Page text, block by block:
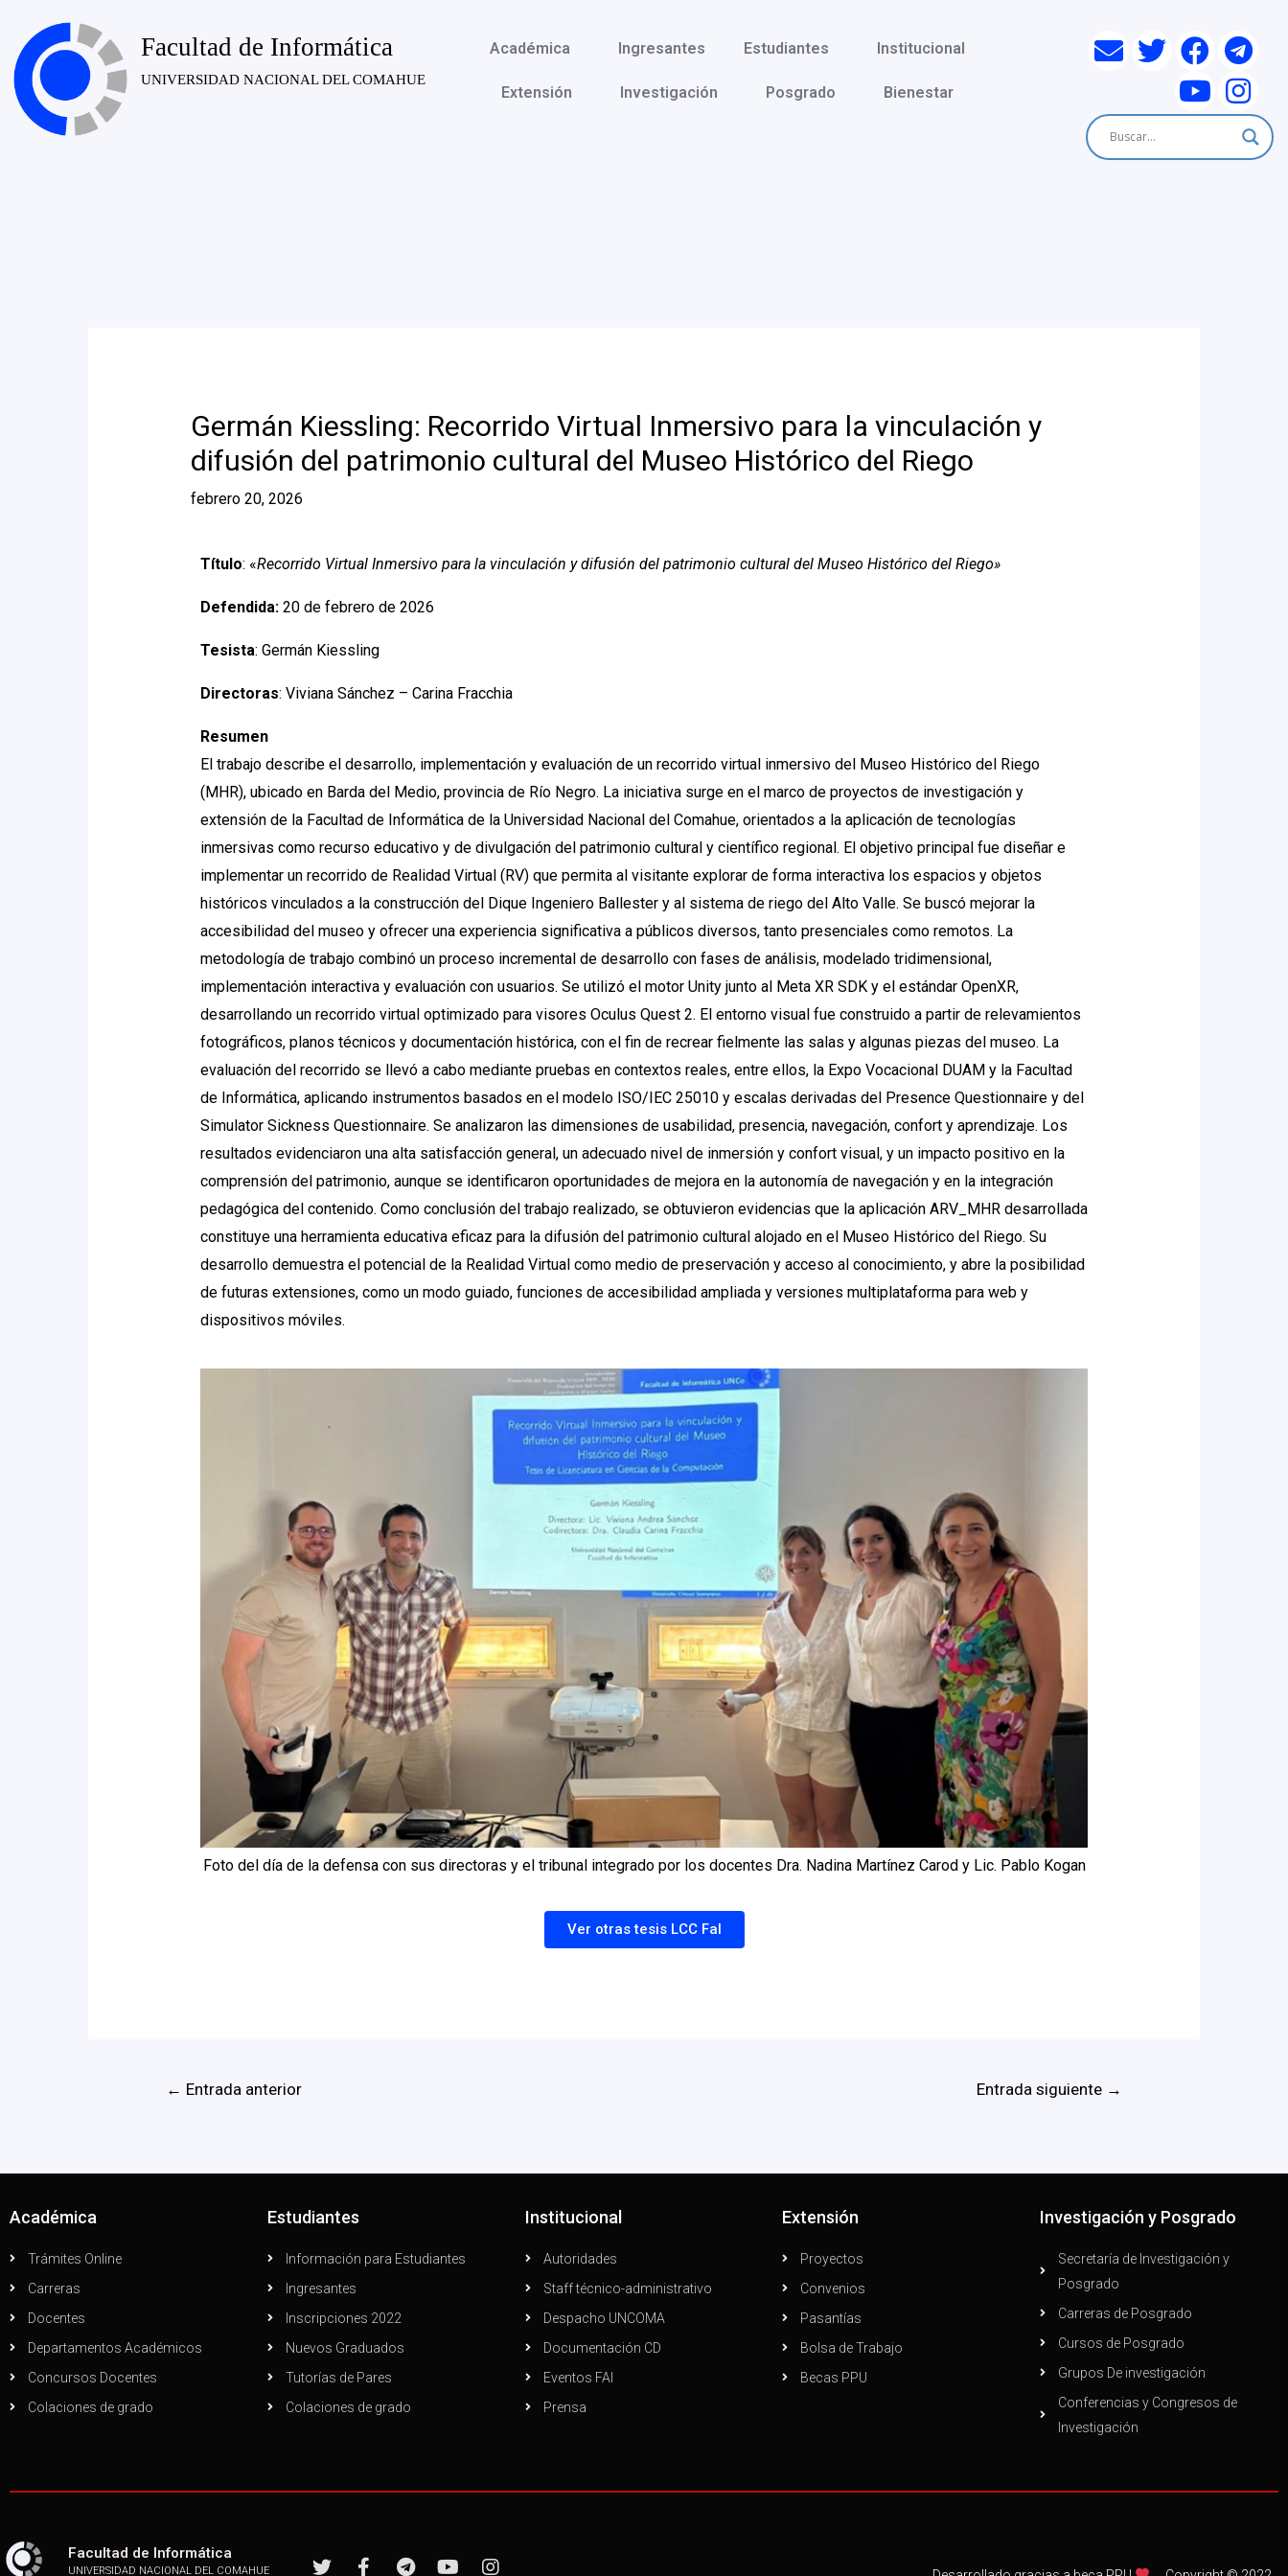
Facultad de Informática
UNIVERSIDAD NACIONAL DEL COMAHUE
Académica Ingresantes Estudiantes Institucional
Extensión Investigación Posgrado Bienestar
Germán Kiessling: Recorrido Virtual Inmersivo para la vinculación y
difusión del patrimonio cultural del Museo Histórico del Riego
febrero 20, 2026
Título: «Recorrido Virtual Inmersivo para la vinculación y difusión del patrimonio cultural del Museo Histórico del Riego»
Defendida:20 de febrero de 2026
Tesista: Germán Kiessling
Directoras: Viviana Sánchez – Carina Fracchia
Resumen
El trabajo describe el desarrollo, implementación y evaluación de un recorrido virtual inmersivo del Museo Histórico del Riego
(MHR), ubicado en Barda del Medio, provincia de Río Negro. La iniciativa surge en el marco de proyectos de investigación y
extensión de la Facultad de Informática de la Universidad Nacional del Comahue, orientados a la aplicación de tecnologías
inmersivas como recurso educativo y de divulgación del patrimonio cultural y científico regional. El objetivo principal fue diseñar e
implementar un recorrido de Realidad Virtual (RV) que permita al visitante explorar de forma interactiva los espacios y objetos
históricos vinculados a la construcción del Dique Ingeniero Ballester y al sistema de riego del Alto Valle. Se buscó mejorar la
accesibilidad del museo y ofrecer una experiencia significativa a públicos diversos, tanto presenciales como remotos. La
metodología de trabajo combinó un proceso incremental de desarrollo con fases de análisis, modelado tridimensional,
implementación interactiva y evaluación con usuarios. Se utilizó el motor Unity junto al Meta XR SDK y el estándar OpenXR,
desarrollando un recorrido virtual optimizado para visores Oculus Quest 2. El entorno visual fue construido a partir de relevamientos
fotográficos, planos técnicos y documentación histórica, con el fin de recrear fielmente las salas y algunas piezas del museo. La
evaluación del recorrido se llevó a cabo mediante pruebas en contextos reales, entre ellos, la Expo Vocacional DUAM y la Facultad
de Informática, aplicando instrumentos basados en el modelo ISO/IEC 25010 y escalas derivadas del Presence Questionnaire y del
Simulator Sickness Questionnaire. Se analizaron las dimensiones de usabilidad, presencia, navegación, confort y aprendizaje. Los
resultados evidenciaron una alta satisfacción general, un adecuado nivel de inmersión y confort visual, y un impacto positivo en la
comprensión del patrimonio, aunque se identificaron oportunidades de mejora en la autonomía de navegación y en la integración
pedagógica del contenido. Como conclusión del trabajo realizado, se obtuvieron evidencias que la aplicación ARV_MHR desarrollada
constituye una herramienta educativa eficaz para la difusión del patrimonio cultural alojado en el Museo Histórico del Riego. Su
desarrollo demuestra el potencial de la Realidad Virtual como medio de preservación y acceso al conocimiento, y abre la posibilidad
de futuras extensiones, como un modo guiado, funciones de accesibilidad ampliada y versiones multiplataforma para web y
dispositivos móviles.
Foto del día de la defensa con sus directoras y el tribunal integrado por los docentes Dra. Nadina Martínez Carod y Lic. Pablo Kogan
Ver otras tesis LCC FaI
← Entrada anterior Entrada siguiente →
Académica
Trámites Online
Carreras
Docentes
Departamentos Académicos
Concursos Docentes
Colaciones de grado
Estudiantes
Información para Estudiantes
Ingresantes
Inscripciones 2022
Nuevos Graduados
Tutorías de Pares
Colaciones de grado
Institucional
Autoridades
Staff técnico-administrativo
Despacho UNCOMA
Documentación CD
Eventos FAI
Prensa
Extensión
Proyectos
Convenios
Pasantías
Bolsa de Trabajo
Becas PPU
Investigación y Posgrado
Secretaría de Investigación y
Posgrado
Carreras de Posgrado
Cursos de Posgrado
Grupos De investigación
Conferencias y Congresos de
Investigación
Facultad de Informática
UNIVERSIDAD NACIONAL DEL COMAHUE